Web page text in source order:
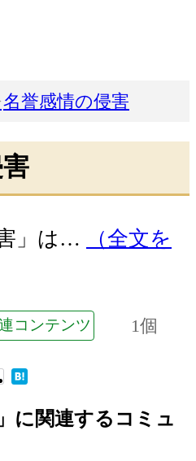
名誉感情の侵害
」は…
（全文を
コンテンツ 1個
に関連するコミュ